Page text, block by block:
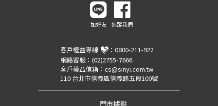
加好友 追蹤我們
客戶權益專線 ： 0800-211-922
網路客服： (02)2755-7666
客戶權益信箱： cs@sinyi.com.tw
110 台北市信義區信義路五段100號
門市據點